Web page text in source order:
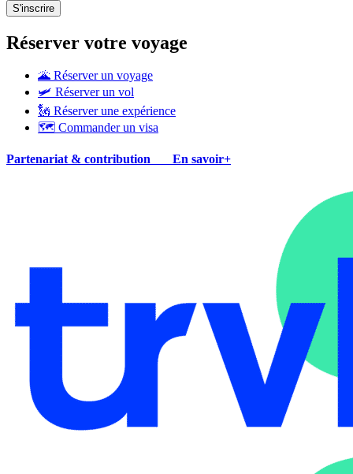
Réserver votre voyage
🌋 Réserver un voyage
🛩 Réserver un vol
🗽 Réserver une expérience
🗺 Commander un visa
Partenariat & contribution En savoir+